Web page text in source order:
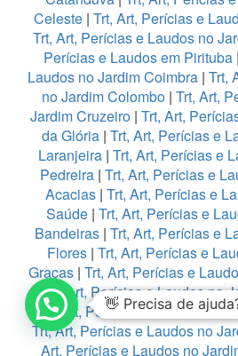
Celeste| Trt, Art, Perícias e
Trt, Art, Perícias e Laudos no
Perícias e Laudos em Pirituba |
Laudos no Jardim Coimbra | Trt,
no Jardim Colombo| Trt, Art,
Jardim Cruzeiro| Trt, Art,
da Glória| Trt, Art, Perícias e
Laranjeira | Trt, Art, Perícias e
Pedreira| Trt, Art, Perícias e
Acacias| Trt, Art, Perícias e
Saúde| Trt, Art, Perícias e
Bandeiras| Trt, Art, Perícias e
Flores| Trt, Art, Perícias e
Graças| Trt, Art, Perícias e
|Trt, Art, Perícias e Laudos no
Trt, Art, Perícias e Laudos no
Trt, Art, Perícias e Laudos no
Art, Perícias e Laudos no
👋 Precisa de